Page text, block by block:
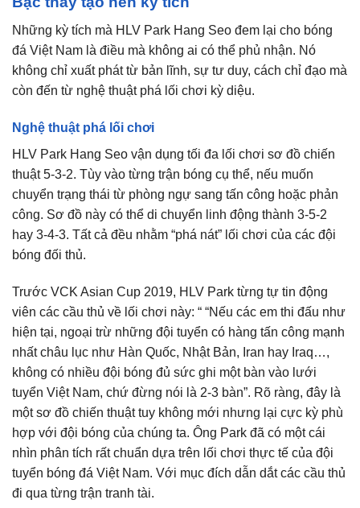
Những kỳ tích mà HLV Park Hang Seo đem lại cho bóng
đá Việt Nam là điều mà không ai có thể phủ nhận. Nó
không chỉ xuất phát từ bản lĩnh, sự tư duy, cách chỉ đạo mà
còn đến từ nghệ thuật phá lối chơi kỳ diệu.
Nghệ thuật phá lối chơi
HLV Park Hang Seo vận dụng tối đa lối chơi sơ đồ chiến
thuật 5-3-2. Tùy vào từng trận bóng cụ thể, nếu muốn
chuyển trạng thái từ phòng ngự sang tấn công hoặc phản
công. Sơ đồ này có thể di chuyển linh động thành 3-5-2
hay 3-4-3. Tất cả đều nhằm “phá nát” lối chơi của các đội
bóng đối thủ.
Trước VCK Asian Cup 2019, HLV Park từng tự tin động
viên các cầu thủ về lối chơi này: “ “Nếu các em thi đấu như
hiện tại, ngoại trừ những đội tuyển có hàng tấn công mạnh
nhất châu lục như Hàn Quốc, Nhật Bản, Iran hay Iraq…,
không có nhiều đội bóng đủ sức ghi một bàn vào lưới
tuyển Việt Nam, chứ đừng nói là 2-3 bàn”. Rõ ràng, đây là
một sơ đồ chiến thuật tuy không mới nhưng lại cực kỳ phù
hợp với đội bóng của chúng ta. Ông Park đã có một cái
nhìn phân tích rất chuẩn dựa trên lối chơi thực tế của đội
tuyển bóng đá Việt Nam. Với mục đích dẫn dắt các cầu thủ
đi qua từng trận tranh tài.